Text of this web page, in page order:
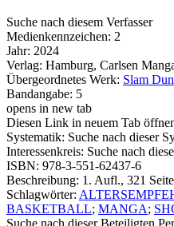
Suche nach diesem Verfasser
Medienkennzeichen: 2
Jahr: 2024
Verlag: Hamburg, Carlsen
Übergeordnetes Werk: Slam
Bandangabe: 5
opens in new tab
Diesen Link in neuem Tab
Systematik: Suche nach dieser
Interessenkreis: Suche nach
ISBN: 978-3-551-62437-6
Beschreibung: 1. Aufl., 321
Schlagwörter:
BASKETBALL; MANGA;